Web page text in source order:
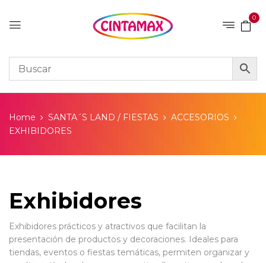
0
Home SANTA´S LAND / FIESTAS
ACCESORIOS
EXHIBIDORES
Exhibidores
Exhibidores prácticos y atractivos que facilitan la
presentación de productos y decoraciones. Ideales para
tiendas, eventos o fiestas temáticas, permiten organizar y